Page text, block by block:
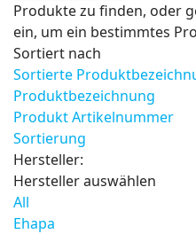
Produkte zu finden, oder
ein, um ein bestimmtes
Sortiert nach
Sortierte
Produktbezeichnung
Produkt Artikelnummer
Sortierung
Hersteller:
Hersteller auswählen
All
Ehapa